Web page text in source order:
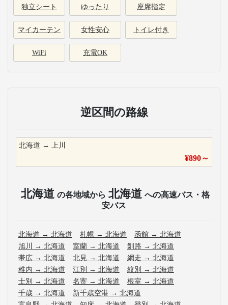
独立シート ゆったり 座席指定
マイカーテン 女性安心 トイレ付き
WiFi 充電OK
逆区間の路線
北海道 → 上川
¥890～
北海道 の各地域から 北海道 への高速バス・格
安バス
北海道 → 北海道 札幌 → 北海道 函館 → 北海道
旭川
→ 北海道 室蘭 → 北海道 釧路 → 北海道
帯広 → 北海道 北見 → 北海道 網走 → 北海道
稚内 → 北海道 江別 → 北海道 紋別 → 北海道
士別 → 北海道 名寄 → 北海道 根室 → 北海道
千歳 → 北海道 新千歳空港 → 北海道